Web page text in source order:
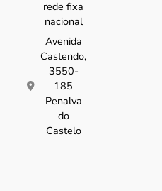
rede fixa
nacional
Avenida
Castendo,
3550-
185
Penalva
do
Castelo